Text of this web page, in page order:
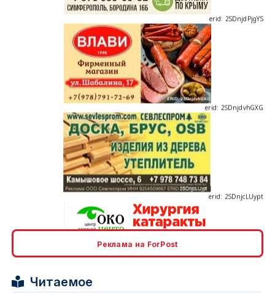
erid: 2SDnjdvhGXG
erid: 2SDnjcrDNw6
Реклама на ForPost
Читаемое